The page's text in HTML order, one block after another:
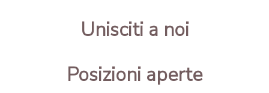
Unisciti a noi
Posizioni aperte